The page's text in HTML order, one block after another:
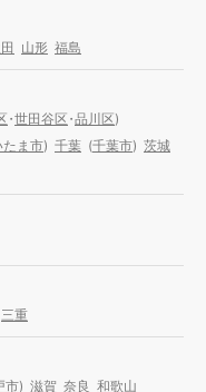
山形 福島
・世田谷区・品川区)
たま市) 千葉 (千葉市) 茨城
三重
市) 滋賀 奈良 和歌山